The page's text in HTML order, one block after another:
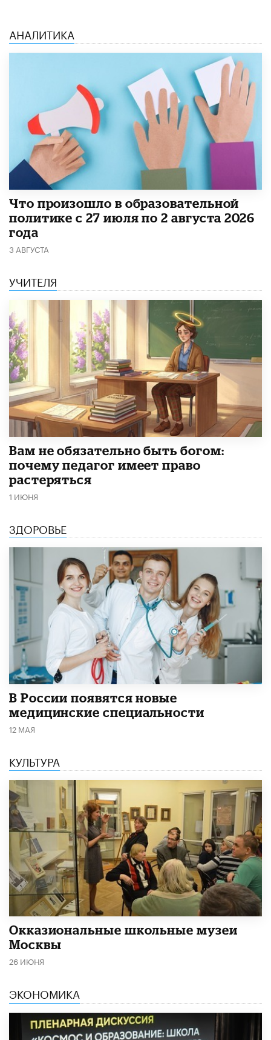
АНАЛИТИКА
​Что произошло в образовательной
политике с 27 июля по 2 августа 2026
года
3 АВГУСТА
УЧИТЕЛЯ
​Вам не обязательно быть богом:
почему педагог имеет право
растеряться
1 ИЮНЯ
ЗДОРОВЬЕ
В России появятся новые
медицинские специальности
12 МАЯ
КУЛЬТУРА
​Окказиональные школьные музеи
Москвы
26 ИЮНЯ
ЭКОНОМИКА